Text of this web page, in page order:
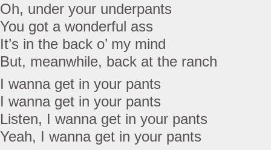
Oh, under your underpants
You got a wonderful ass
It’s in the back o’ my mind
But, meanwhile, back at the ranch
I wanna get in your pants
I wanna get in your pants
Listen, I wanna get in your pants
Yeah, I wanna get in your pants